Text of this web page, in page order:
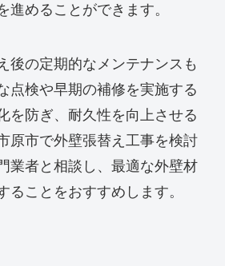
進めることができます。
後の定期的なメンテナンスも
点検や早期の補修を実施する
を防ぎ、耐久性を向上させる
原市で外壁張替え工事を検討
業者と相談し、最適な外壁材
ることをおすすめします。